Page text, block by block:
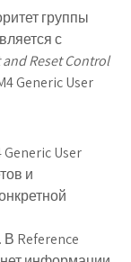
группы
с
Reset Control
Generic User
User
и
Reference